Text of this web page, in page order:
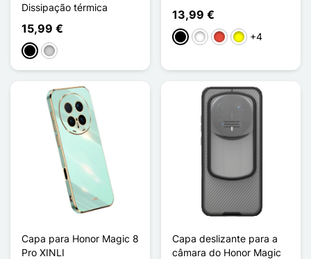
Dissipação térmica
15,99 €
PretoPrata
13,99 €
PretoBrancoVermelho
Amarelo
+4
Capa para Honor Magic 8
Pro XINLI
Capa deslizante para a
câmara do Honor Magic